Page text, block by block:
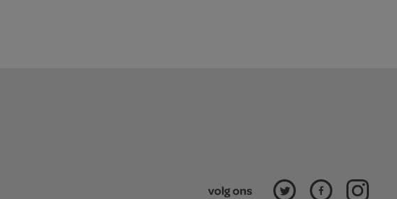
volg ons